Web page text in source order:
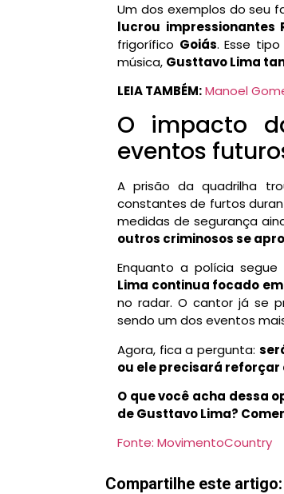
Um dos exemplos do seu
lucrou impressionantes
frigorífico Goiás. Esse
música, Gusttavo Lima
LEIA TAMBÉM:Manoel
O impacto
eventos
A prisão da quadrilha
constantes de furtos
medidas de segurança
outros criminosos se
Enquanto a polícia segue
Lima continua focado
no radar. O cantor já se
sendo um dos eventos
Agora, fica a pergunta:
ou ele precisará
O que você acha dessa
de Gusttavo Lima?
Fonte: MovimentoCountry
Compartilhe este artigo: